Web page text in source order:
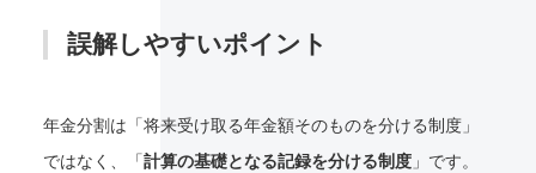
誤解しやすいポイント
年金分割は「将来受け取る年金額そのものを分ける制度」
ではなく、「計算の基礎となる記録を分ける制度」です。